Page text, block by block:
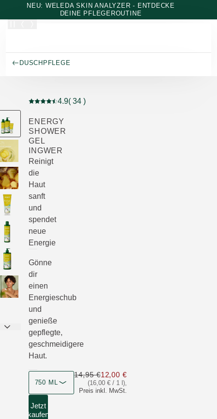
Zum Hauptinhalt wechseln
NEU: WELEDA SKIN ANALYZER - ENTDECKE
DEINE PFLEGEROUTINE
DUSCHPFLEGE
Aktuelle Bewertung: 4.9 von 5 Sternen bewertet von
4.9( 34 )
ENERGY
SHOWER
GEL
INGWER
Reinigt
die
Haut
sanft
und
spendet
neue
Energie
Gönne
dir
einen
Energieschub
und
genieße
gepflegte,
geschmeidigere
Haut.
750 ML (16,00 € / 1 l),
Preis inkl. MwSt.
14,95 €12,00 €Nur 12,00 € statt 14,95 €
Jetzt
kaufen